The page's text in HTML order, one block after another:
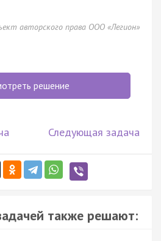
авторского права ООО «Легион»
решение
Следующая задача
также решают: